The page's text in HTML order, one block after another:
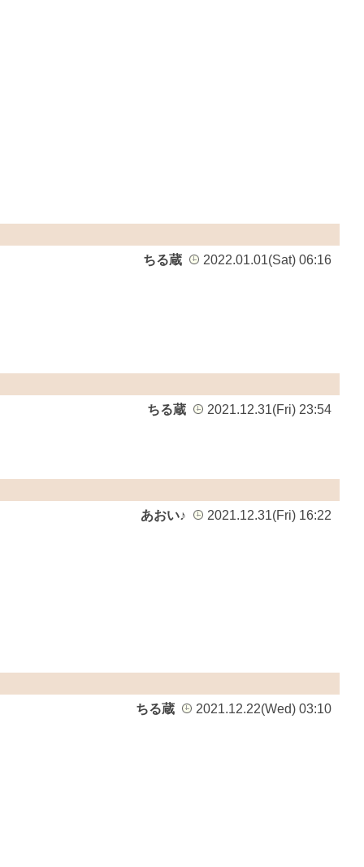
ちる蔵
2022.01.01(Sat) 06:16
ちる蔵
2021.12.31(Fri) 23:54
あおい♪
2021.12.31(Fri) 16:22
ちる蔵
2021.12.22(Wed) 03:10